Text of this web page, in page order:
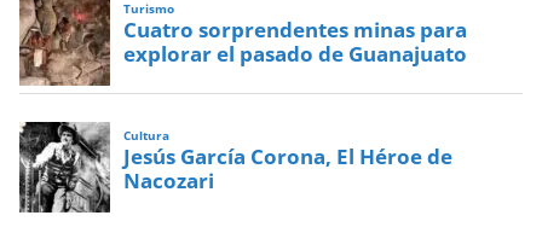
Turismo
Cuatro sorprendentes minas para
explorar el pasado de Guanajuato
Cultura
Jesús García Corona, El Héroe de
Nacozari